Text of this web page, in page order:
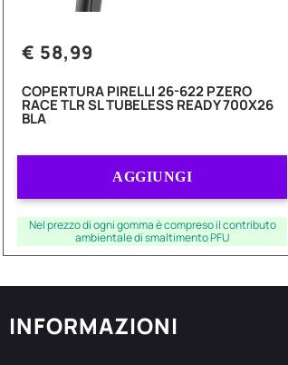
€ 58,99
COPERTURA PIRELLI 26-622 PZERO
RACE TLR SL TUBELESS READY 700X26
BLA
AGGIUNGI
Nel prezzo di ogni gomma è compreso il contributo
ambientale di smaltimento PFU
INFORMAZIONI